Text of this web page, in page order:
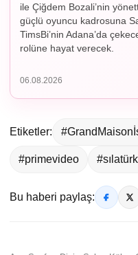
ile Çiğdem Bozali’nin
güçlü oyuncu kadrosuna
TimsBi’nin Adana’da
rolüne hayat verecek.
06.08.2026
Etiketler:
#primevideo
Bu haberi paylaş: